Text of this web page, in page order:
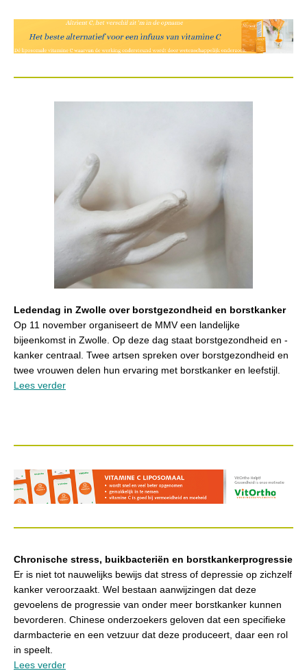
Ledendag in Zwolle over borstgezondheid en borstkanker
Op 11 november organiseert de MMV een landelijke
bijeenkomst in Zwolle. Op deze dag staat borstgezondheid en -
kanker centraal. Twee artsen spreken over borstgezondheid en
twee vrouwen delen hun ervaring met borstkanker en leefstijl.
Lees verder
Chronische stress, buikbacteriën en borstkankerprogressie
Er is niet tot nauwelijks bewijs dat stress of depressie op zichzelf
kanker veroorzaakt. Wel bestaan aanwijzingen dat deze
gevoelens de progressie van onder meer borstkanker kunnen
bevorderen. Chinese onderzoekers geloven dat een specifieke
darmbacterie en een vetzuur dat deze produceert, daar een rol
in speelt.
Lees verder